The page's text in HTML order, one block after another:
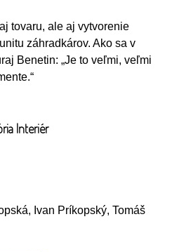
tovaru, ale aj vytvorenie
záhradkárov. Ako sa v
Benetin: „Je to veľmi, veľmi
Interiér
Ivan Príkopský, Tomáš